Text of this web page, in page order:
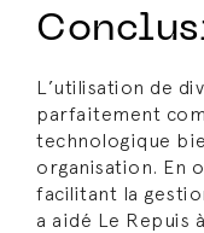
L’utilisation de
parfaitement
technologique
organisation. En
facilitant la
a aidé Le Repuis